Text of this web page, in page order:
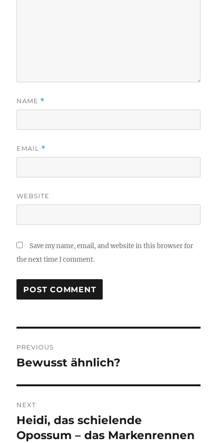
NAME *
EMAIL *
WEBSITE
Save my name, email, and website in this browser for
the next time I comment.
navigation
PREVIOUS
Previous
Bewusst ähnlich?
NEXT
Next
post:
Heidi, das schielende
Opossum – das Markenrennen